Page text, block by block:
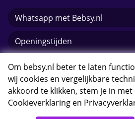
Whatsapp met Bebsy.nl
Openingstijden
E-mail Bebsy.nl
Om bebsy.nl beter te laten
wij cookies en vergelijkbare
akkoord te klikken, stem je in met
Cookieverklaring en